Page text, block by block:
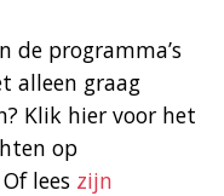
de programma’s
alleen graag
Klik hier voor het
op
lees zijn